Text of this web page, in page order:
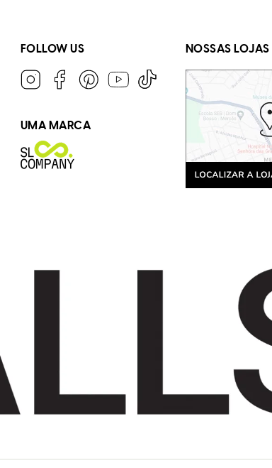
FOLLOW US
UMA MARCA
NOSSAS LOJAS